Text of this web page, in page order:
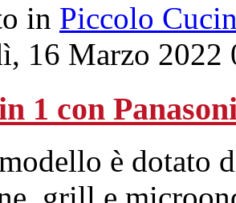
in Piccolo
16 Marzo 2022
1 con
è dotato